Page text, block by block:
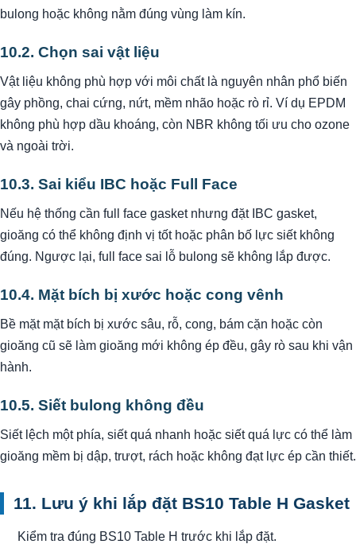
bulong hoặc không nằm đúng vùng làm kín.
10.2. Chọn sai vật liệu
Vật liệu không phù hợp với môi chất là nguyên nhân phổ biến
gây phồng, chai cứng, nứt, mềm nhão hoặc rò rỉ. Ví dụ EPDM
không phù hợp dầu khoáng, còn NBR không tối ưu cho ozone
và ngoài trời.
10.3. Sai kiểu IBC hoặc Full Face
Nếu hệ thống cần full face gasket nhưng đặt IBC gasket,
gioăng có thể không định vị tốt hoặc phân bố lực siết không
đúng. Ngược lại, full face sai lỗ bulong sẽ không lắp được.
10.4. Mặt bích bị xước hoặc cong vênh
Bề mặt mặt bích bị xước sâu, rỗ, cong, bám cặn hoặc còn
gioăng cũ sẽ làm gioăng mới không ép đều, gây rò sau khi vận
hành.
10.5. Siết bulong không đều
Siết lệch một phía, siết quá nhanh hoặc siết quá lực có thể làm
gioăng mềm bị dập, trượt, rách hoặc không đạt lực ép cần thiết.
11. Lưu ý khi lắp đặt BS10 Table H Gasket
Kiểm tra đúng BS10 Table H trước khi lắp đặt.